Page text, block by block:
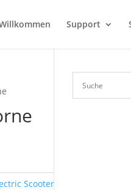
Support
Scooter